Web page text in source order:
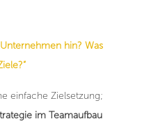
hin? Was
einfache Zielsetzung;
im Teamaufbau